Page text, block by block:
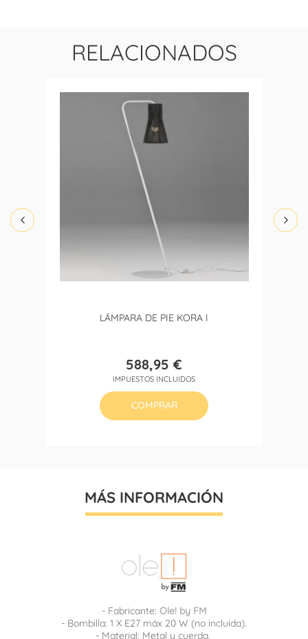
RELACIONADOS
LÁMPARA DE PIE KORA I
Precio
588,95 €
IMPUESTOS INCLUIDOS
COMPRAR
MÁS INFORMACIÓN
- Fabricante: Ole! by FM
- Bombilla: 1 X E27 máx 20 W (no incluida).
- Material: Metal y cuerda.